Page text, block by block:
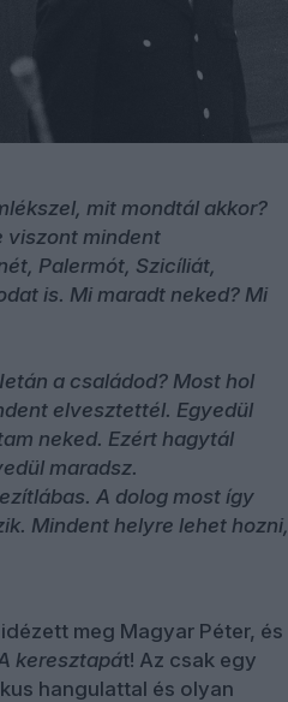
mit mondtál akkor?
viszont mindent
Palermót, Szicíliát,
is. Mi maradt neked? Mi
a családod? Most hol
elvesztettél. Egyedül
neked. Ezért hagytál
maradsz.
A dolog most így
Mindent helyre lehet hozni,
meg Magyar Péter, és
keresztapát! Az csak egy
hangulattal és olyan